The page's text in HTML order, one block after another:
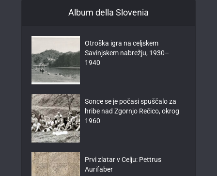
Album della Slovenia
Otroška igra na celjskem
Savinjskem nabrežju, 1930–
1940
Sonce se je počasi spuščalo za
hribe nad Zgornjo Rečico, okrog
1960
Prvi zlatar v Celju: Pettrus
Aurifaber